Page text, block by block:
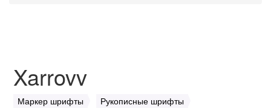
Xarrovv
Маркер шрифты
Рукописные шрифты